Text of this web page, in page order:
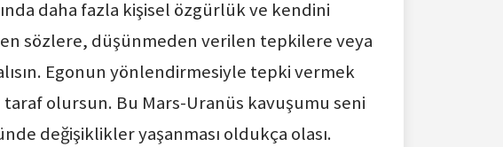
daha fazla kişisel özgürlük ve kendini
sözlere, düşünmeden verilen tepkilere veya
Egonun yönlendirmesiyle tepki vermek
olursun. Bu Mars-Uranüs kavuşumu seni
değişiklikler yaşanması oldukça olası.